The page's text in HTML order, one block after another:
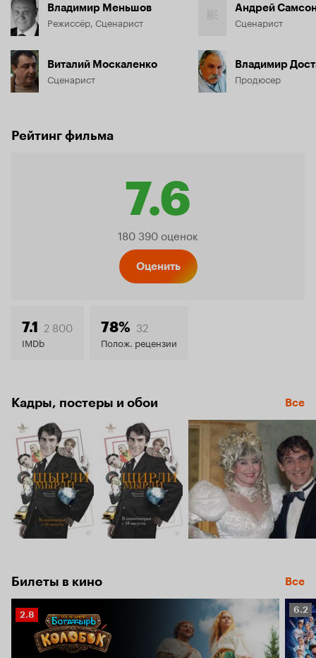
Владимир Меньшов
Режиссёр, Сценарист
Виталий Москаленко
Сценарист
Андрей
Сценарист
Владимир
Продюсер
Рейтинг фильма
7.6
Рейтинг
7.6
180 390 оценок
Оценить
7.1 2 800
IMDb
78% 32
Полож. рецензии
Кадры, постеры и обои Все
Билеты в кино Все
Рейтинг
Кинопоиска
2.8
6.2
6.2